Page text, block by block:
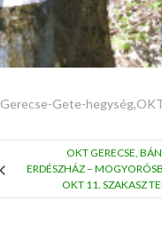
Gerecse-Gete-hegység,
OKT GERECSE,
ERDÉSZHÁZ –
OKT 11. SZAKASZ